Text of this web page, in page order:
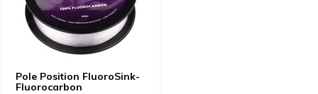
Pole Position FluoroSink-
Fluorocarbon